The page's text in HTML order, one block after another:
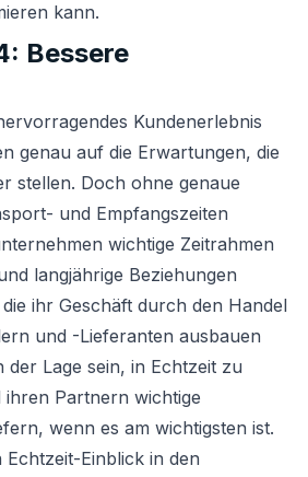
kann.
Bessere
Kundenerlebnis
genau auf die Erwartungen, die
stellen. Doch ohne genaue
und Empfangszeiten
wichtige Zeitrahmen
langjährige Beziehungen
ihr Geschäft durch den Handel
und -Lieferanten ausbauen
der Lage sein, in Echtzeit zu
Partnern wichtige
wenn es am wichtigsten ist.
Echtzeit-Einblick in den